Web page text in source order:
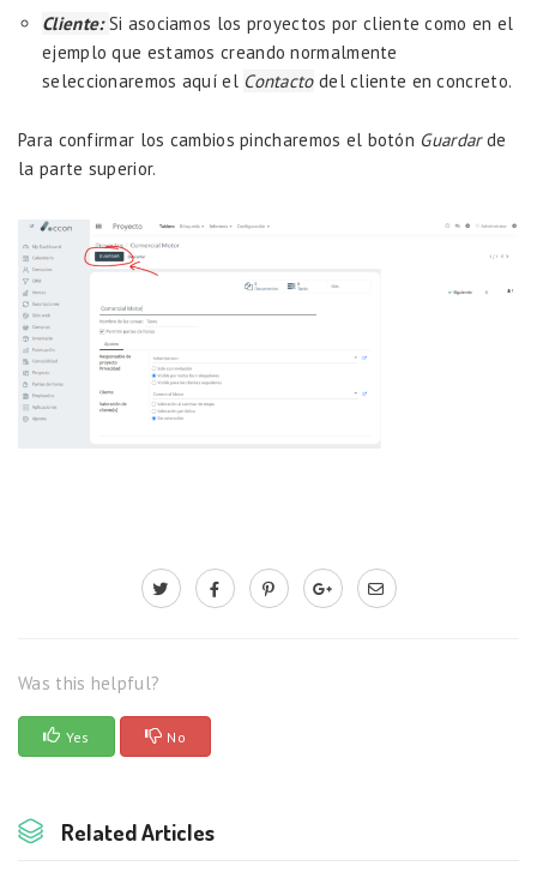
Cliente:Si asociamos los proyectos por cliente como en el
ejemplo que estamos creando normalmente
seleccionaremos aquí el Contactodel cliente en concreto.
Para confirmar los cambios pincharemos el botón Guardarde
la parte superior.
Was this helpful?
Yes No
Related Articles